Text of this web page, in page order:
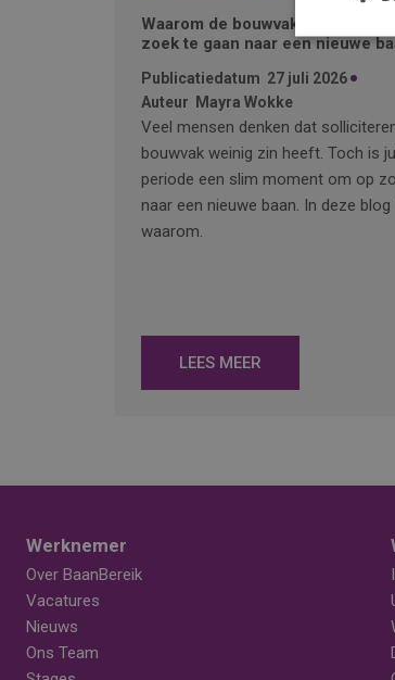
Waarom de bouwvak hét moment
zoek te gaan naar een nieuwe
Publicatiedatum 27 juli 2026
Auteur
Mayra Wokke
Veel mensen denken dat
bouwvak weinig zin heeft. Toch is
periode een slim moment om op
naar een nieuwe baan. In deze blog
waarom.
LEES MEER
Werknemer
Over BaanBereik
Vacatures
Nieuws
Ons Team